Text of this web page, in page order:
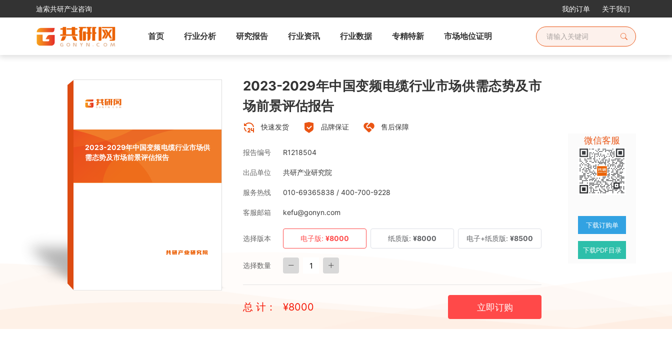
迪索共研产业咨询 我的订单 关于我们
首页 行业分析 研究报告 行业资讯 行业数据 专精特新 市场地位证明
2023-2029年中国变频电缆行业市场供
需态势及市场前景评估报告
2023-2029年中国变频电缆行业市场供需态势及市
场前景评估报告
快速发货 品牌保证 售后保障
报告编号 R1218504
出品单位 共研产业研究院
服务热线 010-69365838 / 400-700-9228
客服邮箱 kefu@gonyn.com
选择版本 电子版: ¥8000 纸质版: ¥8000 电子+纸质版: ¥8500
选择数量
总 计： ¥8000 立即订购
微信客服
下载订购单
下载PDF目录